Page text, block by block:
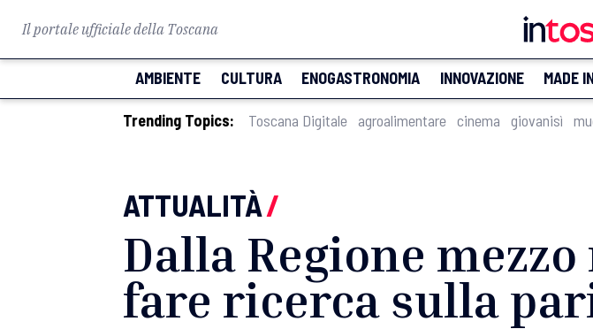
Il portale ufficiale della Toscana
AMBIENTE CULTURA ENOGASTRONOMIA INNOVAZIONE MADE
Trending Topics: Toscana Digitale agroalimentare cinema giovanisì
ATTUALITÀ/
Dalla Regione
fare ricerca sulla